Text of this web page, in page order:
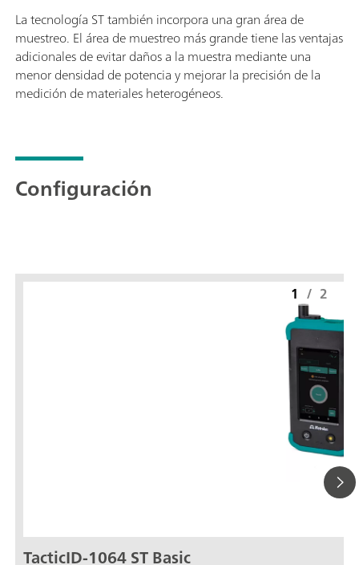
La tecnología ST también incorpora una gran área de
muestreo. El área de muestreo más grande tiene las ventajas
adicionales de evitar daños a la muestra mediante una
menor densidad de potencia y mejorar la precisión de la
medición de materiales heterogéneos.
Configuración
TacticID-1064 ST Basic
1 / 2